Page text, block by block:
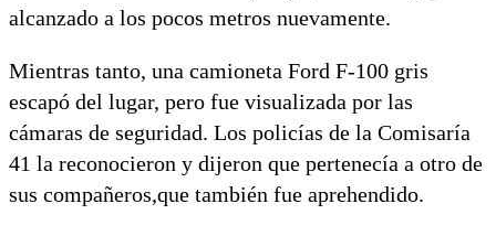
alcanzado a los pocos metros nuevamente.
Mientras tanto, una camioneta Ford F-100 gris
escapó del lugar, pero fue visualizada por las
cámaras de seguridad. Los policías de la Comisaría
41 la reconocieron y dijeron que pertenecía a otro de
sus compañeros,que también fue aprehendido.